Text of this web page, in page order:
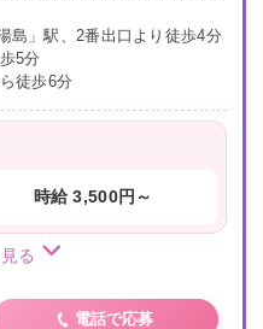
島」駅、2番出口より徒歩4分
5分
徒歩6分
時給 3,500円～
る
電話で応募